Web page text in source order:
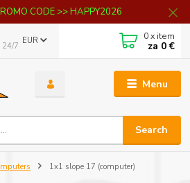
CODE >> HAPPY2026
Menu
EUR
Search
24/7
0x item
za 0 €
1x1 slope 17 (computer)